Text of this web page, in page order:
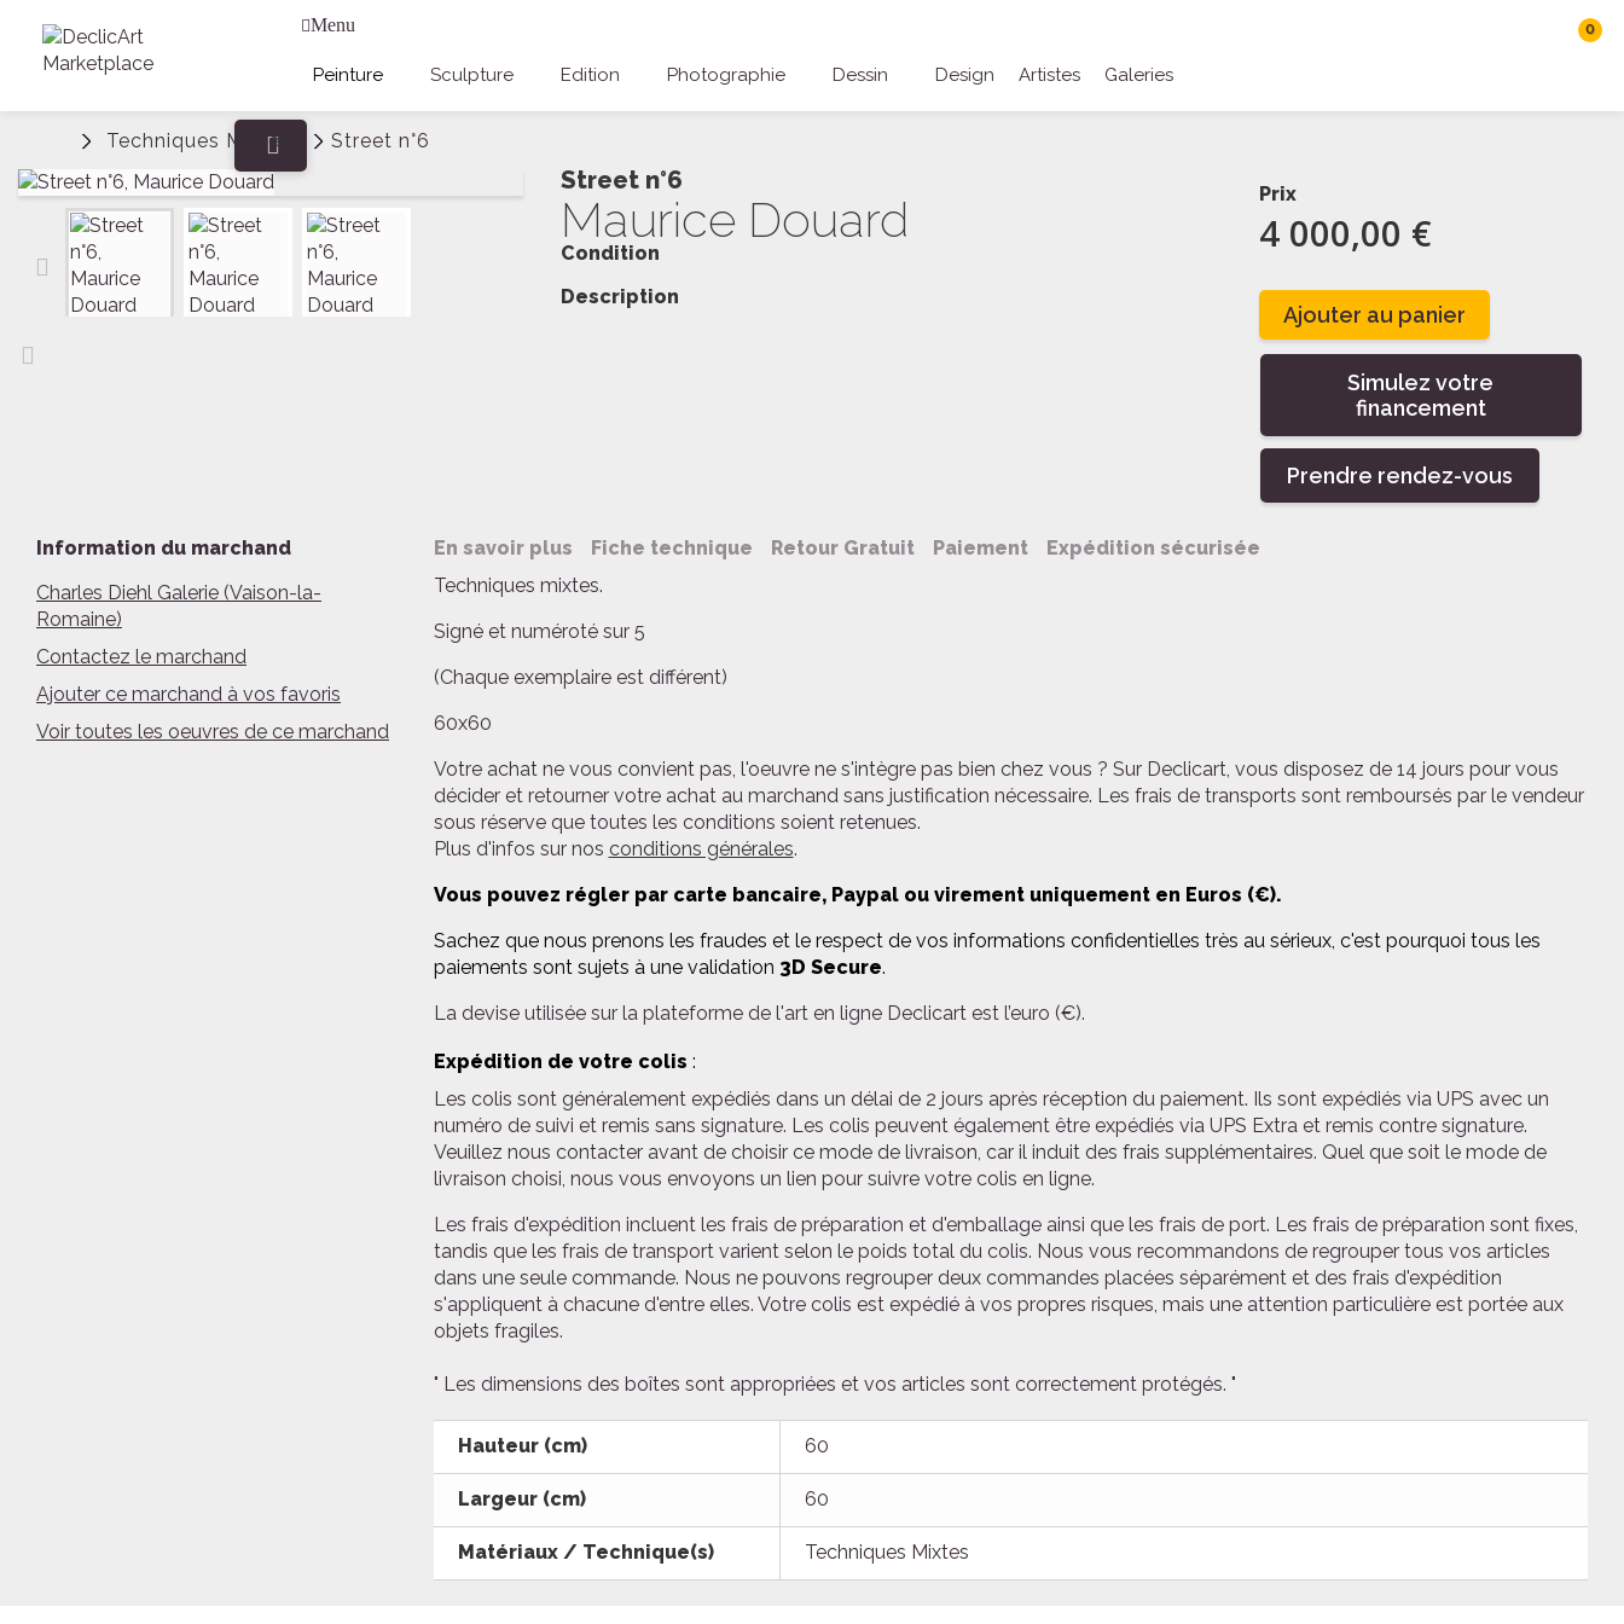
Menu
Peinture Sculpture Edition Photographie Dessin Design Artistes Galeries
0
Techniques Mixtes
Street n°6
Street n°6
Maurice Douard
Condition
Description
Prix
4 000,00 €
Ajouter au panier
Simulez votre
financement
Prendre rendez-vous
Information du marchand
Charles Diehl Galerie (Vaison-la-
Romaine)
Contactez le marchand
Ajouter ce marchand à vos favoris
Voir toutes les oeuvres de ce marchand
En savoir plus Fiche technique Retour Gratuit Paiement
Expédition sécurisée
Techniques mixtes.
Signé et numéroté sur 5
(Chaque exemplaire est différent)
60x60
Votre achat ne vous convient pas, l'oeuvre ne s'intègre pas bien chez vous ? Sur Declicart, vous disposez de 14 jours pour vous
décider et retourner votre achat au marchand sans justification nécessaire. Les frais de transports sont remboursés par le vendeur
sous réserve que toutes les conditions soient retenues.
Plus d'infos sur nos conditions générales.
Vous pouvez régler par carte bancaire, Paypal ou virement uniquement en Euros (€).
Sachez que nous prenons les fraudes et le respect de vos informations confidentielles très au sérieux, c'est pourquoi tous les
paiements sont sujets à une validation 3D Secure.
La devise utilisée sur la plateforme de l'art en ligne Declicart est l’euro (€).
Expédition de votre colis :
Les colis sont généralement expédiés dans un délai de 2 jours après réception du paiement. Ils sont expédiés via UPS avec un
numéro de suivi et remis sans signature. Les colis peuvent également être expédiés via UPS Extra et remis contre signature.
Veuillez nous contacter avant de choisir ce mode de livraison, car il induit des frais supplémentaires. Quel que soit le mode de
livraison choisi, nous vous envoyons un lien pour suivre votre colis en ligne.
Les frais d'expédition incluent les frais de préparation et d'emballage ainsi que les frais de port. Les frais de préparation sont fixes,
tandis que les frais de transport varient selon le poids total du colis. Nous vous recommandons de regrouper tous vos articles
dans une seule commande. Nous ne pouvons regrouper deux commandes placées séparément et des frais d'expédition
s'appliquent à chacune d'entre elles. Votre colis est expédié à vos propres risques, mais une attention particulière est portée aux
objets fragiles.
" Les dimensions des boîtes sont appropriées et vos articles sont correctement protégés. "
Hauteur (cm) 60
Largeur (cm) 60
Matériaux / Technique(s) Techniques Mixtes